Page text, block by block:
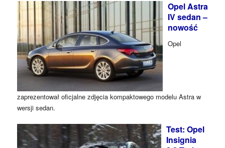
Opel Astra
IV sedan –
nowość
Opel
zaprezentował oficjalne zdjęcia kompaktowego modelu Astra w
wersji sedan.
Test: Opel
Insignia